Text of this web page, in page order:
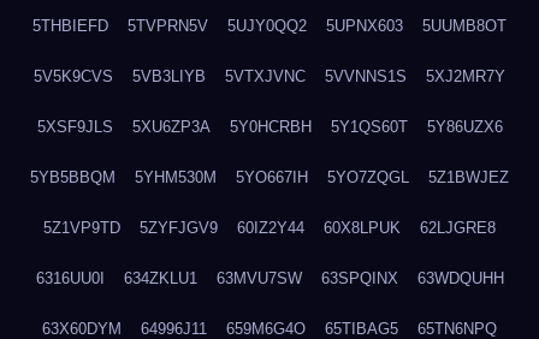
5THBIEFD 5TVPRN5V 5UJY0QQ2 5UPNX603 5UUMB8OT
5V5K9CVS 5VB3LIYB 5VTXJVNC 5VVNNS1S 5XJ2MR7Y
5XSF9JLS 5XU6ZP3A 5Y0HCRBH 5Y1QS60T 5Y86UZX6
5YB5BBQM 5YHM530M 5YO667IH 5YO7ZQGL 5Z1BWJEZ
5Z1VP9TD 5ZYFJGV9 60IZ2Y44 60X8LPUK 62LJGRE8
6316UU0I 634ZKLU1 63MVU7SW 63SPQINX 63WDQUHH
63X60DYM 64996J11 659M6G4O 65TIBAG5 65TN6NPQ